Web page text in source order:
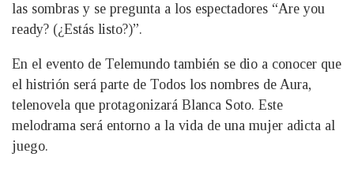
las sombras y se pregunta a los espectadores “Are you
ready? (¿Estás listo?)”.
En el evento de Telemundo también se dio a conocer que
el histrión será parte de Todos los nombres de Aura,
telenovela que protagonizará Blanca Soto. Este
melodrama será entorno a la vida de una mujer adicta al
juego.